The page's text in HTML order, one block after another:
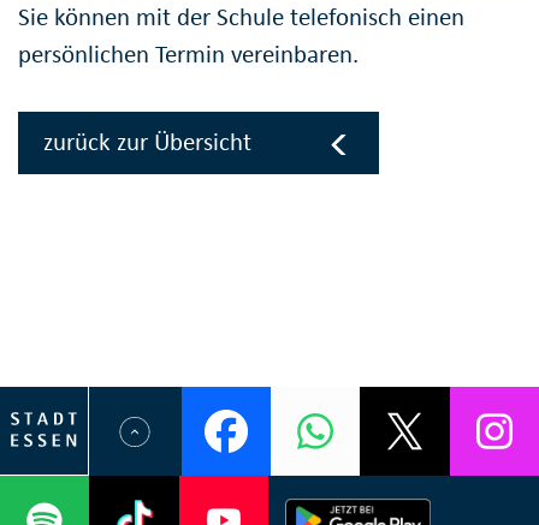
Sie können mit der Schule telefonisch einen
persönlichen Termin vereinbaren.
zurück zur Übersicht